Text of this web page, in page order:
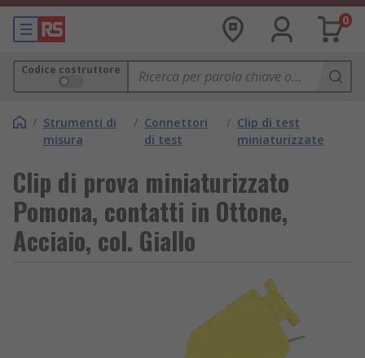
0
Codice costruttore
/ Strumenti di
misura
/ Connettori
di test
/ Clip di test
miniaturizzate
Clip di prova miniaturizzato
Pomona, contatti in Ottone,
Acciaio, col. Giallo